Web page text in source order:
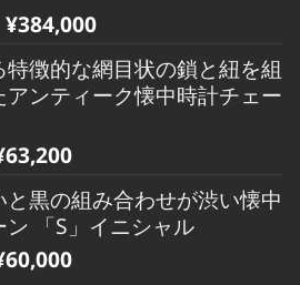
は
。
現
¥480,000
す。
¥384,000
徴的な網目状の鎖と紐を組
ンティーク懐中時計チェー
63,200
黒の組み合わせが渋い懐中
ン 「S」イニシャル
60,000